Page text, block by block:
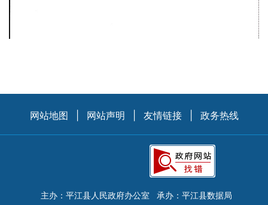
网站地图 网站声明 友情链接 政务热线
主办：平江县人民政府办公室
承办：平江县数据局